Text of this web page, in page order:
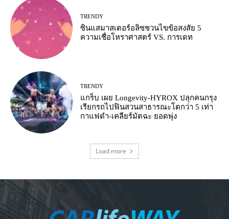
TRENDY
ซินแสมาสเตอร์อลิซชวนไขข้อสงสัย 5
ความเชื่อโหราศาสตร์ VS. การเดท
TRENDY
แกร็บ เผย Longevity-HYROX ปลุกคนกรุง
เรียกรถไปฟินสวนสาธารณะโตกว่า 5 เท่า
กาแฟดำ-เคลียร์มัตฉะ ยอดพุ่ง
Load more